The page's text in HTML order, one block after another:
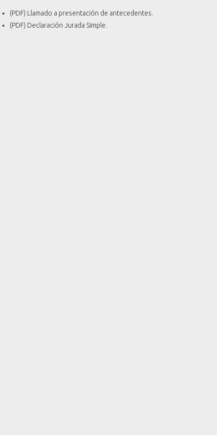
(PDF) Llamado a presentación de antecedentes.
(PDF) Declaración Jurada Simple.